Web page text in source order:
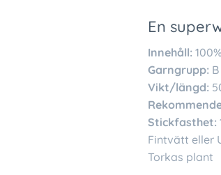
En
Innehåll:
Garngrupp:
Vikt/längd:
Stickfasthet:
Fintvätt eller
Torkas plant